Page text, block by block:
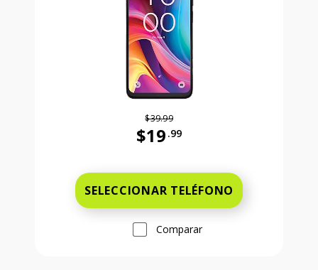
$39.99
$19 .99
SELECCIONAR TELÉFONO
Comparar